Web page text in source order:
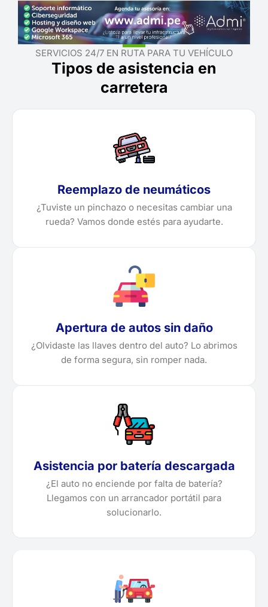
SERVICIOS 24/7 EN RUTA PARA TU VEHÍCULO
Tipos de asistencia en
carretera
Reemplazo de neumáticos
¿Tuviste un pinchazo o necesitas cambiar una
rueda? Vamos donde estés para ayudarte.
Apertura de autos sin daño
¿Olvidaste las llaves dentro del auto? Lo abrimos
de forma segura, sin romper nada.
Asistencia por batería descargada
¿El auto no enciende por falta de batería?
Llegamos con un arrancador portátil para
solucionarlo.